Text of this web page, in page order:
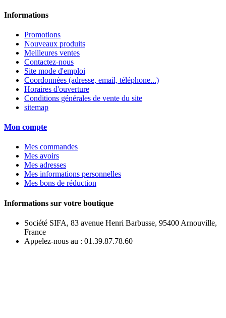
Informations
Promotions
Nouveaux produits
Meilleures ventes
Contactez-nous
Site mode d'emploi
Coordonnées (adresse, email, téléphone...)
Horaires d'ouverture
Conditions générales de vente du site
sitemap
Mon compte
Mes commandes
Mes avoirs
Mes adresses
Mes informations personnelles
Mes bons de réduction
Informations sur votre boutique
Société SIFA, 83 avenue Henri Barbusse, 95400 Arnouville,
France
Appelez-nous au : 01.39.87.78.60